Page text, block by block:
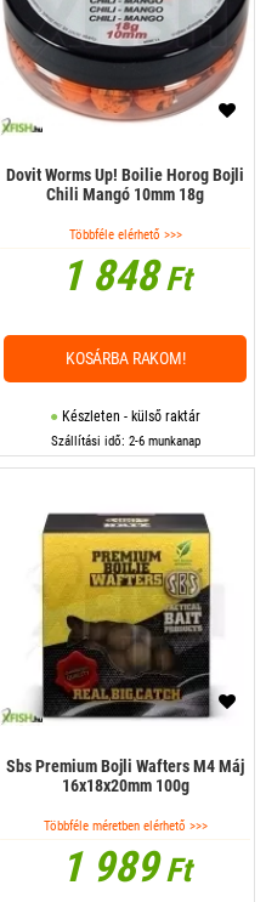
Dovit Worms Up! Boilie Horog Bojli
Chili Mangó 10mm 18g
Többféle elérhető >>>
1 848Ft
Készleten - külső raktár
Szállítási idő: 2-6 munkanap
KOSÁRBA RAKOM!
Sbs Premium Bojli Wafters M4 Máj
16x18x20mm 100g
Többféle méretben elérhető >>>
1 989Ft